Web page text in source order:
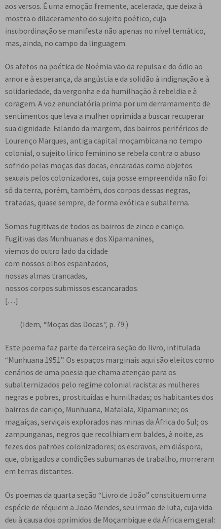
aos versos. É uma emoção fremente, acelerada, que deixa à
mostra o dilaceramento do sujeito poético, cuja
insubordinação se manifesta não apenas no nível temático,
mas, ainda, no campo da linguagem.
Os afetos na poética de Noémia vão da repulsa e do ódio ao
amor e à esperança, da angústia e da solidão à indignação e à
solidariedade, da vergonha e da humilhação à rebeldia e à
coragem. A voz enunciatória prima por um derramamento de
sentimentos que leva a mulher oprimida a buscar recuperar
sua dignidade. Falando da margem, dos bairros periféricos de
Lourenço Marques, antiga capital moçambicana no tempo
colonial, o sujeito lírico feminino se rebela contra o abuso
sofrido pelas moças das docas, encaradas como objetos
sexuais pelos colonizadores, cuja posse empreendida não foi
só da terra, porém, também, dos corpos dessas negras,
tratadas, quase sempre, de forma exótica e subalterna.
Somos fugitivas de todos os bairros de zinco e caniço.
Fugitivas das Munhuanas e dos Xipamanines,
viemos do outro lado da cidade
com nossos olhos espantados,
nossas almas trancadas,
nossos corpos submissos escancarados.
[…]
(Idem, “Moças das Docas”, p. 79.)
Este poema faz parte da terceira seção do livro, intitulada
“Munhuana 1951”. Os espaços marginais aqui são eleitos como
cenários de uma poesia que chama atenção para os
subalternizados pelo regime colonial racista: as mulheres
negras e pobres, prostituídas e humilhadas; os habitantes dos
bairros de caniço, Munhuana, Mafalala, Xipamanine; os
magaíças, serviçais explorados nas minas da África do Sul; os
zampunganas, negros que recolhiam em baldes, à noite, as
fezes dos patrões colonizadores; os escravos, em diáspora,
que, obrigados a condições subumanas de trabalho, morreram
em terras distantes.
Os poemas da quarta seção “Livro de João” constituem uma
espécie de réquiem a João Mendes, seu irmão de luta, cuja vida
deu à causa dos oprimidos de Moçambique e da África em geral: